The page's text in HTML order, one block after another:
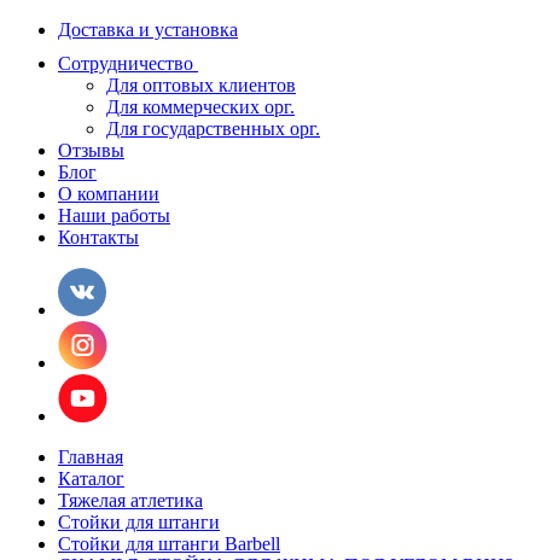
Доставка и установка
Сотрудничество
Для оптовых клиентов
Для коммерческих орг.
Для государственных орг.
Отзывы
Блог
О компании
Наши работы
Контакты
Главная
Каталог
Тяжелая атлетика
Стойки для штанги
Стойки для штанги Barbell